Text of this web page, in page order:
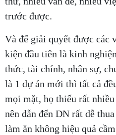
trước được.
Và để giải quyết được các
kiện đầu tiên là kinh
thức, tài chính, nhân sự,
là 1 dự án mới thì tất cả
mọi mặt, họ thiếu rất
nên dẫn đến DN rất dễ
làm ăn không hiệu quả